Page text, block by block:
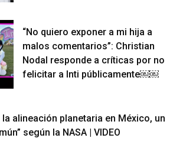
“No quiero exponer a mi hija a
malos comentarios”: Christian
Nodal responde a críticas por no
felicitar a Inti públicamente￼￼
alineación planetaria en México, un
según la NASA | VIDEO